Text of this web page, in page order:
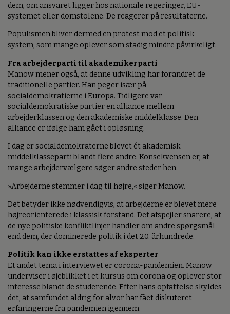
dem, om ansvaret ligger hos nationale regeringer, EU-
systemet eller domstolene. De reagerer på resultaterne.
Populismen bliver dermed en protest mod et politisk
system, som mange oplever som stadig mindre påvirkeligt.
Fra arbejderparti til akademikerparti
Manow mener også, at denne udvikling har forandret de
traditionelle partier. Han peger især på
socialdemokratierne i Europa. Tidligere var
socialdemokratiske partier en alliance mellem
arbejderklassen og den akademiske middelklasse. Den
alliance er ifølge ham gået i opløsning.
I dag er socialdemokraterne blevet ét akademisk
middelklasseparti blandt flere andre. Konsekvensen er, at
mange arbejdervælgere søger andre steder hen.
»Arbejderne stemmer i dag til højre,« siger Manow.
Det betyder ikke nødvendigvis, at arbejderne er blevet mere
højreorienterede i klassisk forstand. Det afspejler snarere, at
de nye politiske konfliktlinjer handler om andre spørgsmål
end dem, der dominerede politik i det 20. århundrede.
Politik kan ikke erstattes af eksperter
Et andet tema i interviewet er corona-pandemien. Manow
underviser i øjeblikket i et kursus om corona og oplever stor
interesse blandt de studerende. Efter hans opfattelse skyldes
det, at samfundet aldrig for alvor har fået diskuteret
erfaringerne fra pandemien igennem.